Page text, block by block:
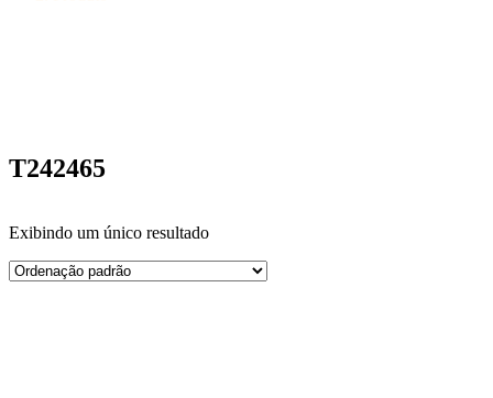
T242465
Exibindo um único resultado